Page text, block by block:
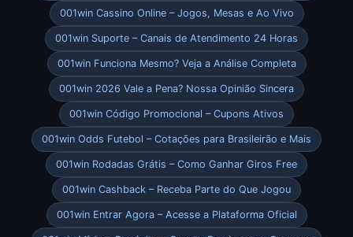
001win Cassino Online – Jogos, Mesas e Ao Vivo
001win Suporte – Canais de Atendimento 24 Horas
001win Funciona Mesmo? Veja a Análise Completa
001win 2026 Vale a Pena? Nossa Opinião Sincera
001win Código Promocional – Cupons Ativos
001win Odds Futebol – Cotações para Brasileirão e Mais
001win Rodadas Grátis – Como Ganhar Giros Free
001win Cashback – Receba Parte do Que Jogou
001win Entrar Agora – Acesse a Plataforma Oficial